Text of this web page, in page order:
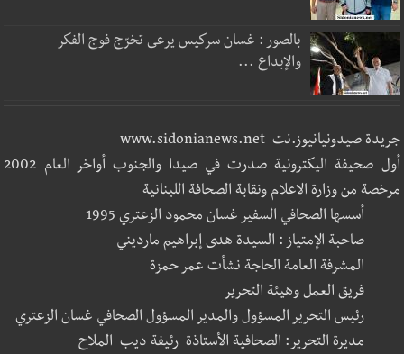
بالصور : غسان سركيس يرعى تخرّج فوج الفكر
والإبداع ...
جريدة صيدونيانيوز.نت www.sidonianews.net
أول صحيفة اليكترونية صدرت في صيدا والجنوب أواخر العام 2002
مرخصة من وزارة الاعلام ونقابة الصحافة اللبنانية
أسسها الصحافي السفير غسان محمود الزعتري 1995
صاحبة الإمتياز : السيدة هدى إبراهيم مارديني
المشرفة العامة الحاجة نشأت عمر حمزة
فريق العمل وهيئة التحرير
رئيس التحرير المسؤول والمدير المسؤول الصحافي غسان الزعتري
مديرة التحرير: الصحافية الأستاذة رئيفة ديب الملاح